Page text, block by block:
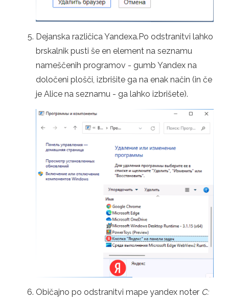
Dejanska različica Yandexa.Po odstranitvi lahko
brskalnik pusti še en element na seznamu
nameščenih programov - gumb Yandex na
določeni plošči, izbrišite ga na enak način (in če
je Alice na seznamu - ga lahko izbrišete).
Običajno po odstranitvi mape yandex noter C: